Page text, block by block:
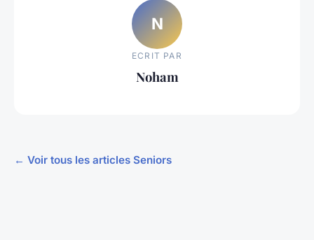
N
ECRIT PAR
Noham
← Voir tous les articles Seniors